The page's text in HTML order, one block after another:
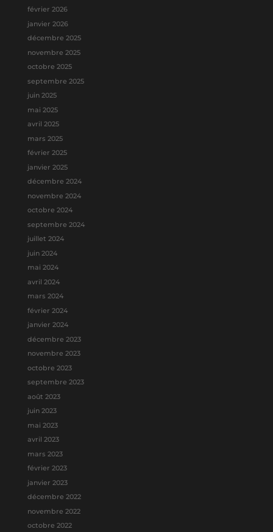
février 2026
janvier 2026
décembre 2025
novembre 2025
octobre 2025
septembre 2025
juin 2025
mai 2025
avril 2025
mars 2025
février 2025
janvier 2025
décembre 2024
novembre 2024
octobre 2024
septembre 2024
juillet 2024
juin 2024
mai 2024
avril 2024
mars 2024
février 2024
janvier 2024
décembre 2023
novembre 2023
octobre 2023
septembre 2023
août 2023
juin 2023
mai 2023
avril 2023
mars 2023
février 2023
janvier 2023
décembre 2022
novembre 2022
octobre 2022